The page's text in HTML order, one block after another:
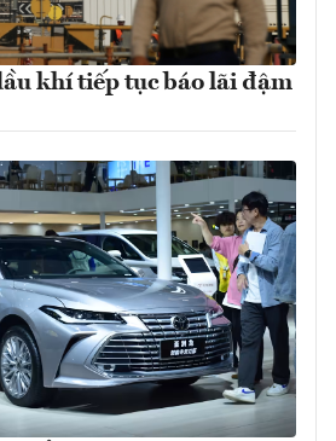
khí tiếp tục báo lãi đậm